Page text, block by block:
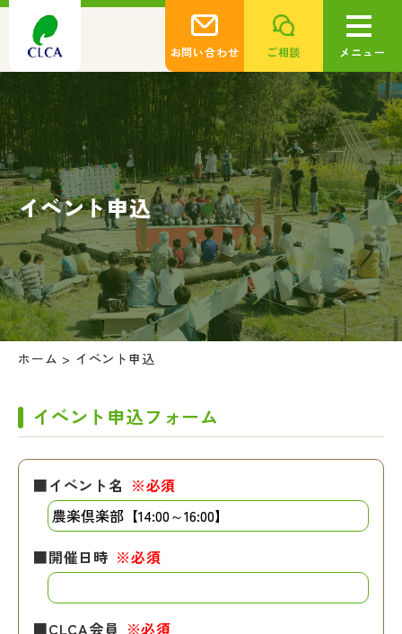
お問い合わせ ご相談 メニュー
イベント申込
ホーム > イベント申込
イベント申込フォーム
■イベント名 ※必須
■開催日時 ※必須
■CLCA会員 ※必須